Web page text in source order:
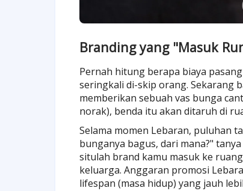
Branding yang "Masuk
Pernah hitung berapa biaya
seringkali di-skip orang. Sekarang
memberikan sebuah vas bunga
norak), benda itu akan ditaruh di
Selama momen Lebaran, puluhan
bunganya bagus, dari mana?"
situlah brand kamu masuk ke
keluarga. Anggaran promosi
lifespan (masa hidup) yang jauh